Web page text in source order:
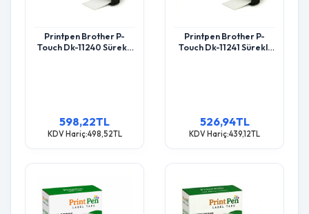
Printpen Brother P-
Touch Dk-11240 Sürekli
598,22TL
KDV Hariç:498,52TL
Printpen Brother P-
Touch Dk-11241 Sürekli
526,94TL
KDV Hariç:439,12TL